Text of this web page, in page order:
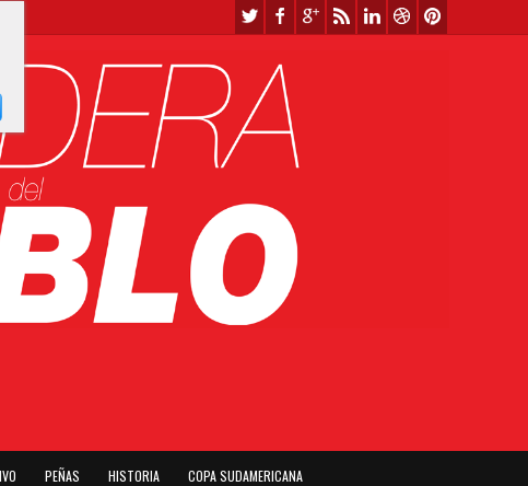
PEÑAS HISTORIA COPA SUDAMERICANA